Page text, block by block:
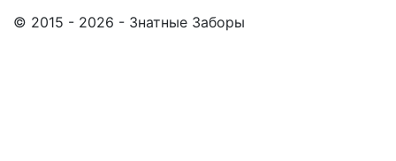
© 2015 - 2026 - Знатные Заборы